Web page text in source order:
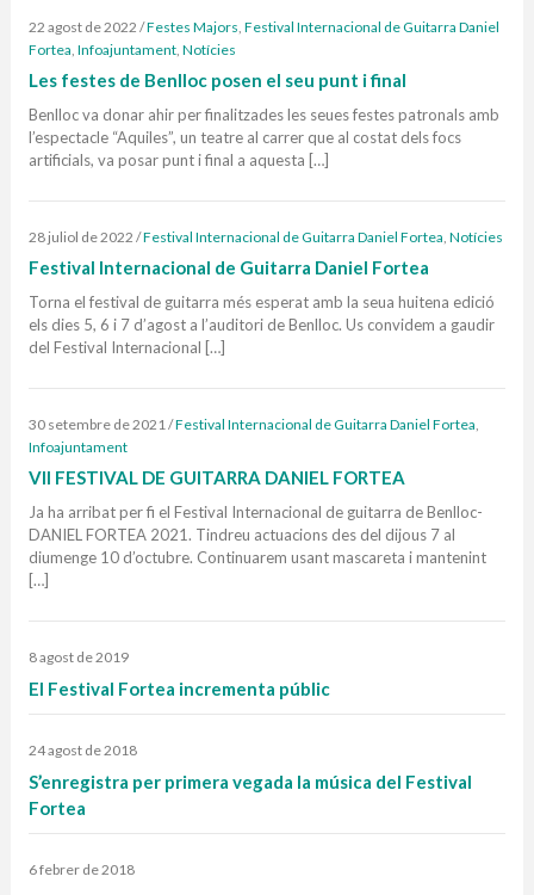
22 agost de 2022 /Festes Majors, Festival Internacional de Guitarra Daniel
Fortea, Infoajuntament, Notícies
Les festes de Benlloc posen el seu punt i final
Benlloc va donar ahir per finalitzades les seues festes patronals amb
l’espectacle “Aquiles”, un teatre al carrer que al costat dels focs
artificials, va posar punt i final a aquesta […]
28 juliol de 2022 /Festival Internacional de Guitarra Daniel Fortea, Notícies
Festival Internacional de Guitarra Daniel Fortea
Torna el festival de guitarra més esperat amb la seua huitena edició
els dies 5, 6 i 7 d’agost a l’auditori de Benlloc. Us convidem a gaudir
del Festival Internacional […]
30 setembre de 2021/Festival Internacional de Guitarra Daniel Fortea,
Infoajuntament
VII FESTIVAL DE GUITARRA DANIEL FORTEA
Ja ha arribat per fi el Festival Internacional de guitarra de Benlloc-
DANIEL FORTEA 2021. Tindreu actuacions des del dijous 7 al
diumenge 10 d’octubre. Continuarem usant mascareta i mantenint
[…]
8 agost de 2019
El Festival Fortea incrementa públic
24 agost de 2018
S’enregistra per primera vegada la música del Festival
Fortea
6 febrer de 2018